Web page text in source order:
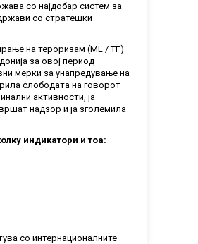
со најдобар систем за
со стратешки
на тероризам (ML / TF)
за овој период
мерки за унапредување на
слободата на говорот
активности, ја
надзор и ја зголемила
индикатори и тоа:
со интернационалните